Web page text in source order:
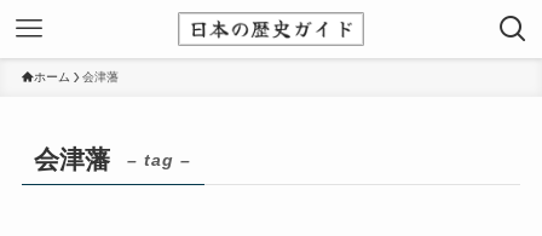
ホーム 会津藩
会津藩 – tag –